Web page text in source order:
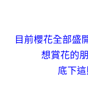
目前櫻花全部盛
想賞花的
底下